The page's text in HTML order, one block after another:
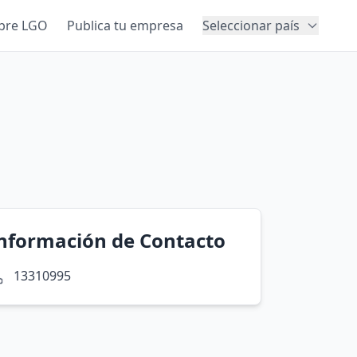
LGO Publica tu empresa Seleccionar país
de Contacto
13310995